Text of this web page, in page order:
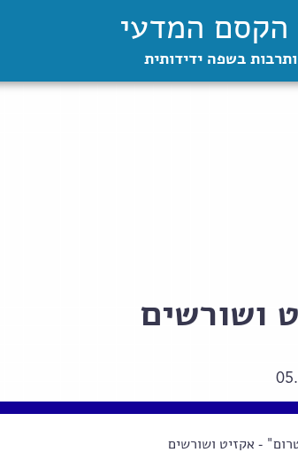
הקסם המדעי
בשפה ידידותית
ושורשים
- אקזיט ושורשים